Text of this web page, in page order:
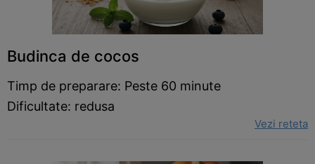
Budinca de cocos
Timp de preparare: Peste 60 minute
Dificultate: redusa
Vezi reteta